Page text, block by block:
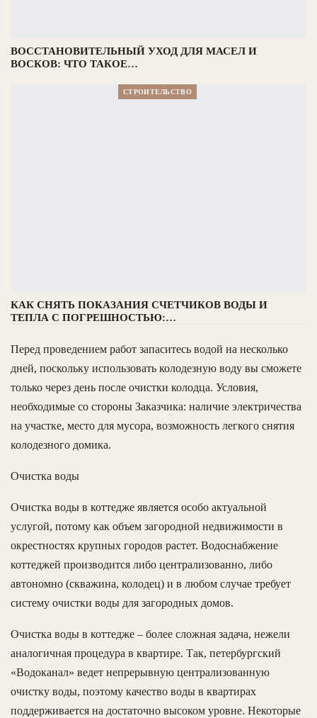
ВОССТАНОВИТЕЛЬНЫЙ УХОД ДЛЯ МАСЕЛ И
ВОСКОВ: ЧТО ТАКОЕ…
СТРОИТЕЛЬСТВО
КАК СНЯТЬ ПОКАЗАНИЯ СЧЕТЧИКОВ ВОДЫ И
ТЕПЛА С ПОГРЕШНОСТЬЮ:…
Перед проведением работ запаситесь водой на несколько
дней, поскольку использовать колодезную воду вы сможете
только через день после очистки колодца. Условия,
необходимые со стороны Заказчика: наличие электричества
на участке, место для мусора, возможность легкого снятия
колодезного домика.
Очистка воды
Очистка воды в коттедже является особо актуальной
услугой, потому как объем загородной недвижимости в
окрестностях крупных городов растет. Водоснабжение
коттеджей производится либо централизованно, либо
автономно (скважина, колодец) и в любом случае требует
систему очистки воды для загородных домов.
Очистка воды в коттедже – более сложная задача, нежели
аналогичная процедура в квартире. Так, петербургский
«Водоканал» ведет непрерывную централизованную
очистку воды, поэтому качество воды в квартирах
поддерживается на достаточно высоком уровне. Некоторые